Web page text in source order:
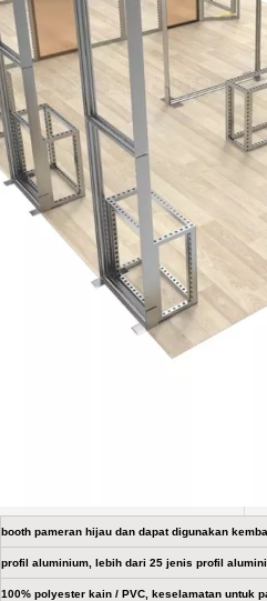
booth pameran hijau dan dapat digunakan
profil aluminium, lebih dari 25 jenis profil
100% polyester kain / PVC, keselamatan untuk